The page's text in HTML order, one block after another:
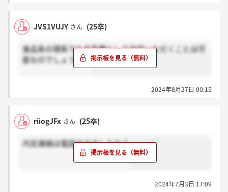
JVS1VUJY さん (25卒)
食品系の理系でも文系職として内定いただくことは可
能なのでしょうか。
2024年8月27日 00:15
riiogJFx さん (25卒)
内定連絡は電話できましたか？
2024年7月3日 17:09